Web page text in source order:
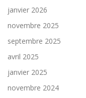
janvier 2026
novembre 2025
septembre 2025
avril 2025
janvier 2025
novembre 2024